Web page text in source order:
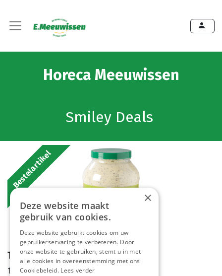
Horeca Meeuwissen
Smiley Deals
Bestelartikel
Tartaar Saus Manna Pet 3 L
10%
×
Deze website maakt
gebruik van cookies.
Deze website gebruikt cookies om uw
gebruikerservaring te verbeteren. Door
onze website te gebruiken, stemt u in met
alle cookies in overeenstemming met ons
Cookiebeleid. Lees verder